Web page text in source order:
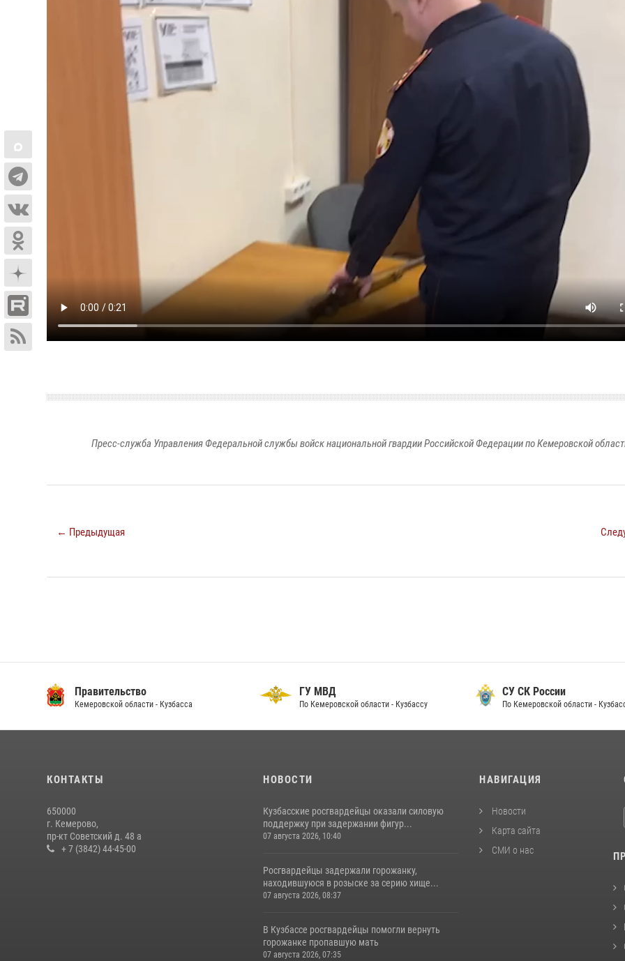
Пресс-служба Управления Федеральной службы войск национальной гвардии Российской Федерации по Кемеровской
← Предыдущая
Правительство
Кемеровской области - Кузбасса
ГУ МВД
По Кемеровской области - Кузбассу
СУ СК России
По Кемеровской области -
КОНТАКТЫ
650000
г. Кемерово,
пр-кт Советский д. 48 а
+ 7 (3842) 44-45-00
НОВОСТИ
Кузбасские росгвардейцы оказали силовую
поддержку при задержании фигур...
07 августа 2026, 10:40
Росгвардейцы задержали горожанку,
находившуюся в розыске за серию хище...
07 августа 2026, 08:37
В Кузбассе росгвардейцы помогли вернуть
горожанке пропавшую мать
07 августа 2026, 07:35
НАВИГАЦИЯ
Новости
Карта сайта
СМИ о нас